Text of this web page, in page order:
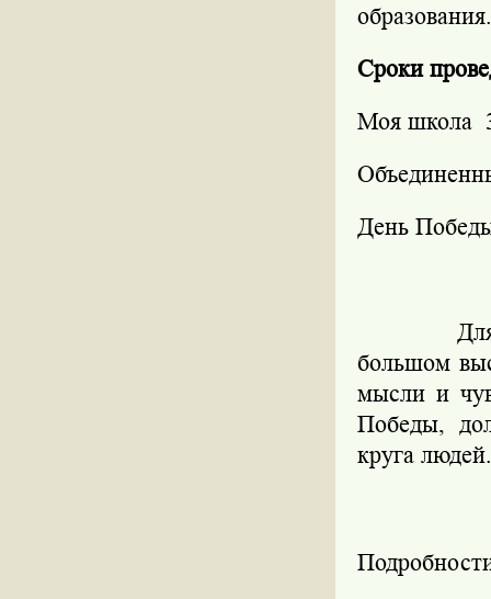
образования.
Сроки
Моя школа
День
большом
мысли и
Победы,
круга людей.